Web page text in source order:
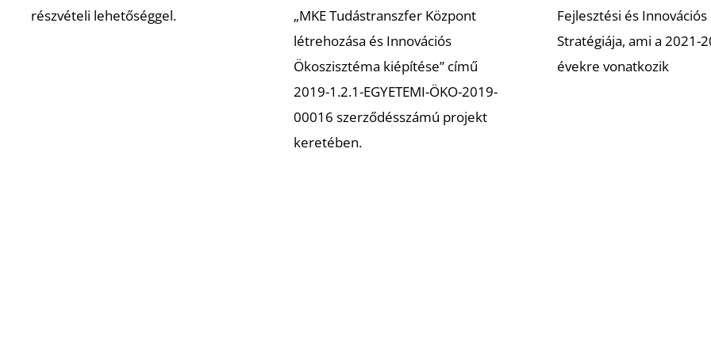
részvételi lehetőséggel.
„MKE Tudástranszfer Központ
létrehozása és Innovációs
Ökoszisztéma kiépítése” című
2019-1.2.1-EGYETEMI-ÖKO-2019-
00016 szerződésszámú projekt
keretében.
Fejlesztési és Innovációs
Stratégiája, ami a 2021-
évekre vonatkozik